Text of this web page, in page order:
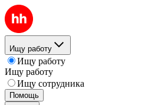
Ищу работу
Ищу работу
Ищу работу
Ищу сотрудника
Помощь